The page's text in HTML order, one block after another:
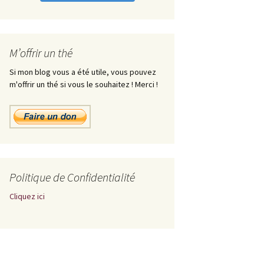
M’offrir un thé
Si mon blog vous a été utile, vous pouvez
m'offrir un thé si vous le souhaitez ! Merci !
Politique de Confidentialité
Cliquez ici